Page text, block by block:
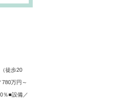
徒歩20
万円～
％■設備／